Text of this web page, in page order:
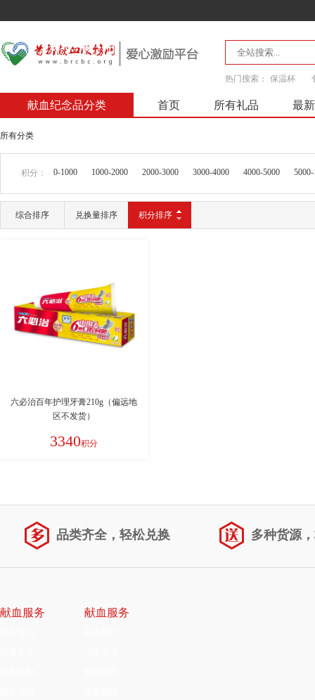
热门搜索： 保温杯
献血纪念品分类 首页 所有礼品 最
所有分类
积分： 0-1000 1000-2000 2000-3000 3000-4000 4000-5000
综合排序 兑换量排序 积分排序
六必治百年护理牙膏210g（偏远地
区不发货）
3340积分
品类齐全，轻松兑换 多种货源
献血服务 献血服务